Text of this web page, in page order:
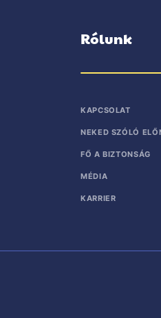
Rólunk
KAPCSOLAT
NEKED SZÓLÓ
FŐ A BIZTONSÁG
MÉDIA
KARRIER